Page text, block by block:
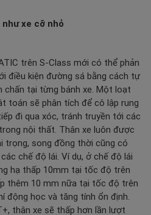
xe cỡ nhỏ
trên S-Class mới có thể phản
điều kiện đường sá bằng cách tự
chấn tại từng bánh xe. Một loạt
toán sẽ phân tích để cô lập rung
đi qua xóc, tránh truyền tới các
nội thất. Thân xe luôn được
trọng, song đồng thời cũng có
chế độ lái. Ví dụ, ở chế độ lái
hạ thấp 10mm tại tốc độ trên
thêm 10 mm nữa tại tốc độ trên
động học và tăng tính ổn định.
thân xe sẽ thấp hơn lần lượt